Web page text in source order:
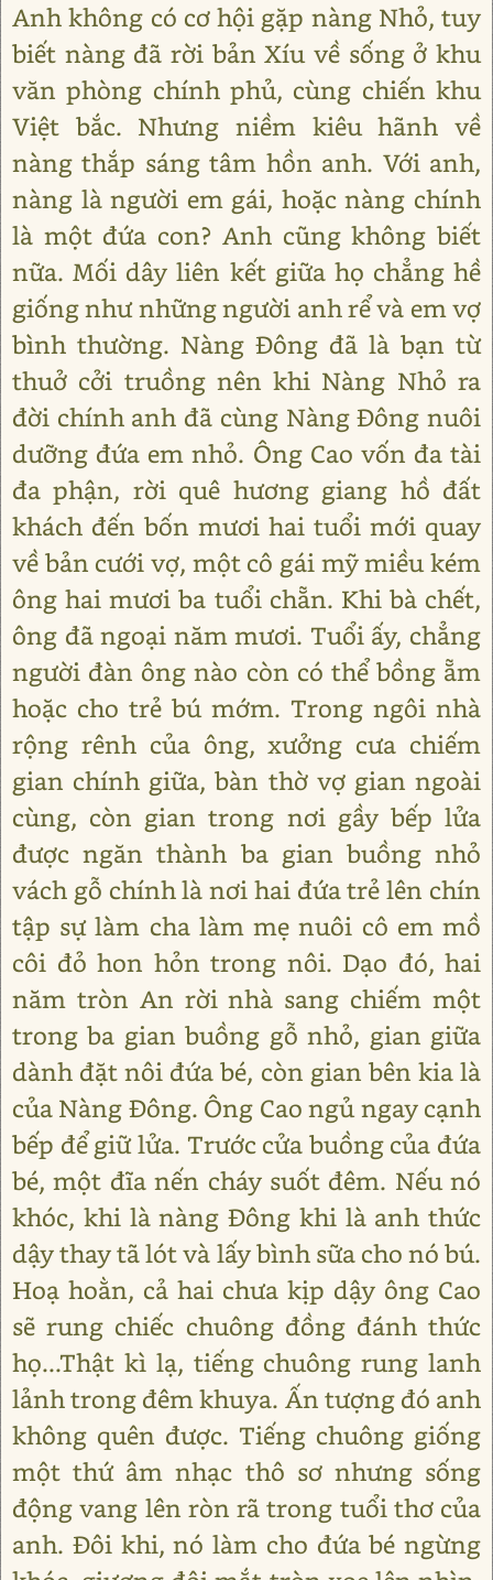
Anh không có cơ hội gặp nàng Nhỏ, tuy
biết nàng đã rời bản Xíu về sống ở khu
văn phòng chính phủ, cùng chiến khu
Việt bắc. Nhưng niềm kiêu hãnh về
nàng thắp sáng tâm hồn anh. Với anh,
nàng là người em gái, hoặc nàng chính
là một đứa con? Anh cũng không biết
nữa. Mối dây liên kết giữa họ chẳng hề
giống như những người anh rể và em vợ
bình thường. Nàng Đông đã là bạn từ
thuở cởi truồng nên khi Nàng Nhỏ ra
đời chính anh đã cùng Nàng Đông nuôi
dưỡng đứa em nhỏ. Ông Cao vốn đa tài
đa phận, rời quê hương giang hồ đất
khách đến bốn mươi hai tuổi mới quay
về bản cưới vợ, một cô gái mỹ miều kém
ông hai mươi ba tuổi chẵn. Khi bà chết,
ông đã ngoại năm mươi. Tuổi ấy, chẳng
người đàn ông nào còn có thể bồng ẵm
hoặc cho trẻ bú mớm. Trong ngôi nhà
rộng rênh của ông, xưởng cưa chiếm
gian chính giữa, bàn thờ vợ gian ngoài
cùng, còn gian trong nơi gầy bếp lửa
được ngăn thành ba gian buồng nhỏ
vách gỗ chính là nơi hai đứa trẻ lên chín
tập sự làm cha làm mẹ nuôi cô em mồ
côi đỏ hon hỏn trong nôi. Dạo đó, hai
năm tròn An rời nhà sang chiếm một
trong ba gian buồng gỗ nhỏ, gian giữa
dành đặt nôi đứa bé, còn gian bên kia là
của Nàng Đông. Ông Cao ngủ ngay cạnh
bếp để giữ lửa. Trước cửa buồng của đứa
bé, một đĩa nến cháy suốt đêm. Nếu nó
khóc, khi là nàng Đông khi là anh thức
dậy thay tã lót và lấy bình sữa cho nó bú.
Hoạ hoằn, cả hai chưa kịp dậy ông Cao
sẽ rung chiếc chuông đồng đánh thức
họ...Thật kì lạ, tiếng chuông rung lanh
lảnh trong đêm khuya. Ấn tượng đó anh
không quên được. Tiếng chuông giống
một thứ âm nhạc thô sơ nhưng sống
động vang lên ròn rã trong tuổi thơ của
anh. Đôi khi, nó làm cho đứa bé ngừng